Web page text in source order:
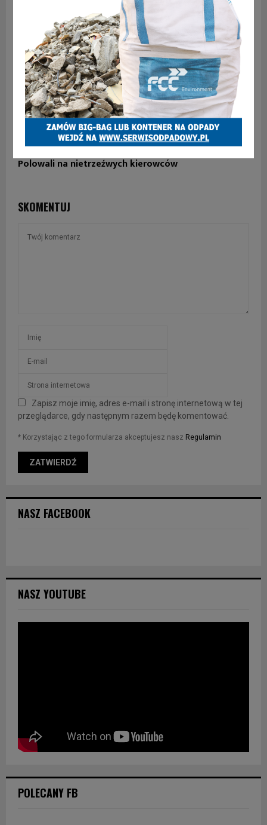
Polowali na nietrzeźwych kierowców
SKOMENTUJ
Zapisz moje imię, adres e-mail i stronę internetową w tej
przeglądarce, gdy następnym razem będę komentować.
* Korzystając z tego formularza akceptujesz nasz Regulamin
NASZ FACEBOOK
NASZ YOUTUBE
POLECANY FB